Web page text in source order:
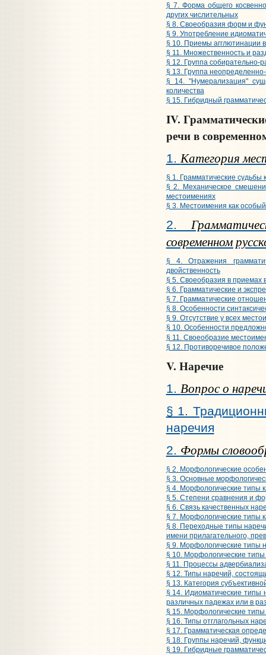
§ 7. Форма общего
других числительных
§ 8. Своеобразия форм и
§ 9. Употребление
§ 10. Приемы агглютинации
§ 11. Множественность и
§ 12. Группа собирательно-
§ 13. Группа
§ 14. "Нумерализация"
количества
§ 15. Гибридный
IV.
речи в
1. Категория
§ 1. Грамматические судьбы
§ 2. Механическое
местоимениях
§ 3. Местоимения как
2.
современном
§ 4. Отражения
двойственность
§ 5. Своеобразия в приемах
§ 6. Грамматические и
§ 7. Грамматические
§ 8. Особенности
§ 9. Отсутствие у всех
§ 10. Особенности
§ 11. Своеобразие
§ 12. Противоречивое
V. Наречие
1. Вопрос о
§ 1.
наречия
2. Формы
§ 2. Морфологические
§ 3. Основные
§ 4. Морфологические типы
§ 5. Степени сравнения и
§ 6. Связь качественных
§ 7. Морфологические типы
§ 8. Переходные типы
имени прилагательного,
§ 9. Морфологические типы
§ 10. Морфологические
§ 11. Процессы
§ 12. Типы наречий,
§ 13. Категория
§ 14. Идиоматические типы
различных падежах или в
§ 15. Морфологические
§ 16. Типы отглагольных
§ 17. Грамматическая
§ 18. Группы наречий,
§ 19. Гибридные